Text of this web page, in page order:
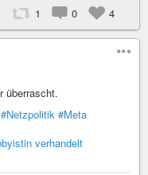
1 0 4
überrascht.
#Netzpolitik #Meta
verhandelt